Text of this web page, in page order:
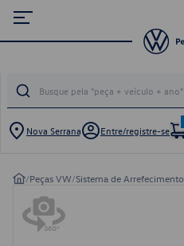
Nova Serrana Entre/registre-se
/Peças VW/Sistema de Arrefecimento